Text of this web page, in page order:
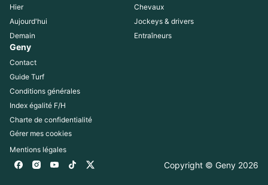
Hier
Aujourd'hui
Demain
Chevaux
Jockeys & drivers
Entraîneurs
Geny
Contact
Guide Turf
Conditions générales
Index égalité F/H
Charte de confidentialité
Gérer mes cookies
Mentions légales
Copyright © Geny 2026